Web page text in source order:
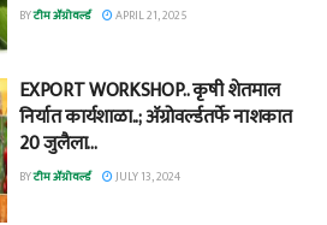
BYटीम ॲग्रोवर्ल्ड APRIL 21, 2025
EXPORT WORKSHOP.. कृषी शेतमाल
निर्यात कार्यशाळा..; अ‍ॅग्रोवर्ल्डतर्फे नाशकात
20 जुलैला…
BYटीम ॲग्रोवर्ल्ड JULY 13, 2024